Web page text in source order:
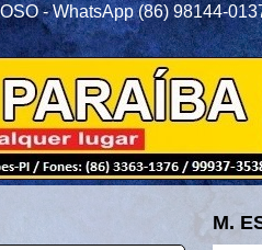
- WhatsApp (86) 98144-
M.